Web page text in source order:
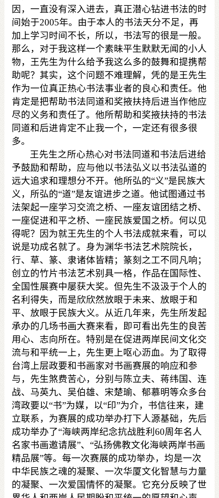
因，一直没有深入进去，真正潜心钻进书法的时
间始于2005年。由于本人的书法天分不足，再
加上学习时间不长，所以，书法写的很是一般。
那么，对于我这样一个素昧平生默默无闻的小人
物， 王先生为什么给予我这么多的鼓舞和提携帮
助呢？其实，这个问题不难理解，凭的是王先生
作为一位真正热心书法事业者的良心和责任。他
肯定是把帮助书法同道和奖掖扶持后进当作他应
尽的义务和责任了。他所帮助和奖掖扶持的书法
同道和后进肯定不止我一个，一定还有很多很
多。
王先生之所心热心对书法同道和书法后进给
予鼓励和帮助，应与他以书法弘义以书法弘道的
远大追求和理想分不开。他所弘的“义”是民族大
义，所弘的“道”是友谊进步之道。他试图通过书
法架起一座学习交流之桥、一座友谊团结之桥、
一座促进和平之桥、一座民族爱国之桥。何以见
得呢？因为就王先生的个人书法成就来看，可以
说是功成名就了。身为渊华书法艺术院院长，
行、草、篆、隶诸体皆精；篆刻之工不同凡响；
创立的竹片书法艺术别具一格，作品在国际性、
全国性展赛中屡获大奖。但先生不汲汲于个人的
名利得失，而是欣欣然放眼于未来、放眼于和
平、放眼于民族大义。从近几年来，先生所发起
承办的几场书画大赛来看，即可看出先生的良苦
用心、志向所在。特别是在促进两岸民间文化交
流与和平统一上，先生更上呕心沥血。为了取得
台湾上层政要和书画家对书画赛展的响应和参
与，先生煞费苦心，分别与陈立夫、蒋纬国、连
战、马英九、吴伯雄、宋楚瑜、郁慕明等众多台
湾政要以“书”为媒，以“印”为介，书信往来，建
立联系，为赛展的成功举办打下人源基础，先后
成功举办了“海峡两岸纪念抗战胜利 60周年名人
名家书画邀请展”、 “弘扬佛教文化海峡两岸书画
精品展”等。每一次赛展的成功举办，均是一次
中华民族之魂的凝聚、一次华厦文化智慧与力量
的凝聚、一次爱国情怀的凝聚。它充分反映了世